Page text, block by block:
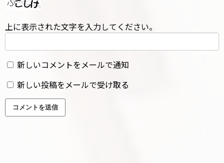
上に表示された文字を入力してください。
新しいコメントをメールで通知
新しい投稿をメールで受け取る